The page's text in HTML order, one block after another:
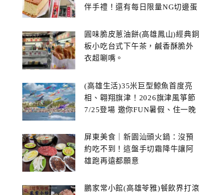
伴手禮！還有每日限量NG切邊蛋
圓味脆皮蔥油餅(高雄鳳山)經典銅
板小吃台式下午茶，鹹香酥脆外
衣超唰嘴。
(高雄生活)35米巨型鯨魚首度亮
相、翱翔旗津！2026旗津風箏節
7/25登場 邀你FUN暑假、住一晚
屏東美食｜新園汕頭火鍋：沒預
約吃不到！這盤手切霜降牛讓阿
雄跑再遠都願意
鵬家常小館(高雄苓雅)餐飲界打滾